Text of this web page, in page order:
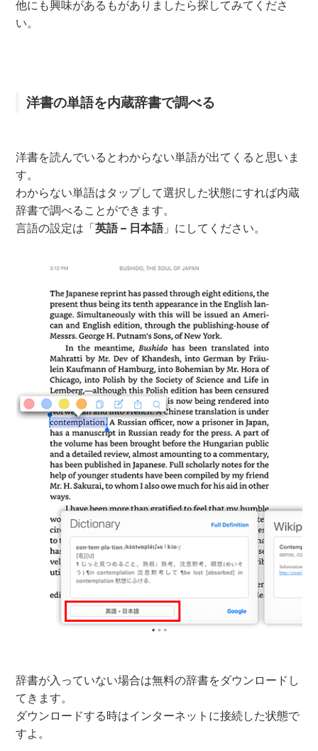
他にも興味があるもがありましたら探してみてくださ
い。
洋書の単語を内蔵辞書で調べる
洋書を読んでいるとわからない単語が出てくると思いま
す。
わからない単語はタップして選択した状態にすれば内蔵
辞書で調べることができます。
言語の設定は「英語 – 日本語」にしてください。
辞書が入っていない場合は無料の辞書をダウンロードし
てきます。
ダウンロードする時はインターネットに接続した状態で
すよ。